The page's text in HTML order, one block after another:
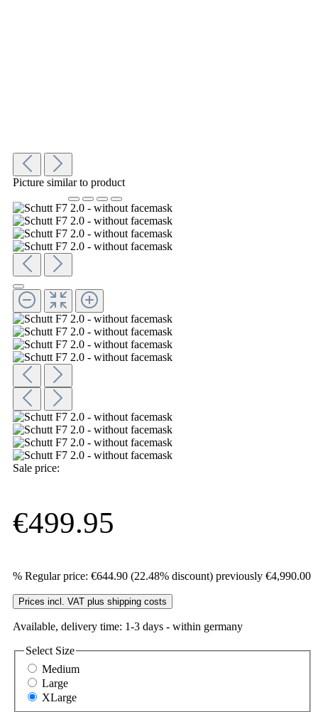
Picture similar to product
Sale price:
€499.95
% Regular price: €644.90 (22.48% discount) previously €4,990.00
Prices incl. VAT plus shipping costs
Available, delivery time: 1-3 days - within germany
Select Size
Medium
Large
XLarge